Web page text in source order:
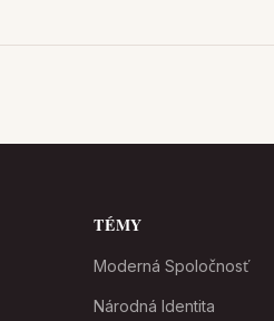
TÉMY
Moderná Spoločnosť
Národná Identita